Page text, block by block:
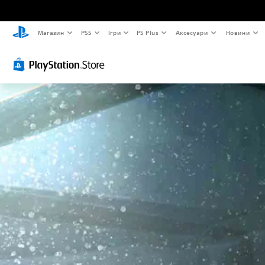
Магазин PS5 Ігри PS Plus Аксесуари Новини